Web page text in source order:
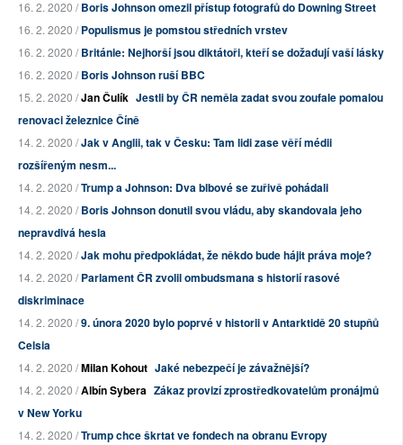
16. 2. 2020 /Boris Johnson omezil přístup fotografů do Downing Street
16. 2. 2020 /Populismus je pomstou středních vrstev
16. 2. 2020 /Británie: Nejhorší jsou diktátoři, kteří se dožadují vaší lásky
16. 2. 2020 /Boris Johnson ruší BBC
15. 2. 2020 /Jan Čulík Jestli by ČR neměla zadat svou zoufale pomalou
renovaci železnice Číně
14. 2. 2020 /Jak v Anglii, tak v Česku: Tam lidi zase věří médii
rozšířeným nesm...
14. 2. 2020 /Trump a Johnson: Dva blbové se zuřivě pohádali
14. 2. 2020 /Boris Johnson donutil svou vládu, aby skandovala jeho
nepravdivá hesla
14. 2. 2020 /Jak mohu předpokládat, že někdo bude hájit práva moje?
14. 2. 2020 /Parlament ČR zvolil ombudsmana s historií rasové
diskriminace
14. 2. 2020 /9. února 2020 bylo poprvé v historii v Antarktidě 20 stupňů
Celsia
14. 2. 2020 /Milan Kohout Jaké nebezpečí je závažnější?
14. 2. 2020 /Albín Sybera Zákaz provizí zprostředkovatelům pronájmů
v New Yorku
14. 2. 2020 /Trump chce škrtat ve fondech na obranu Evropy